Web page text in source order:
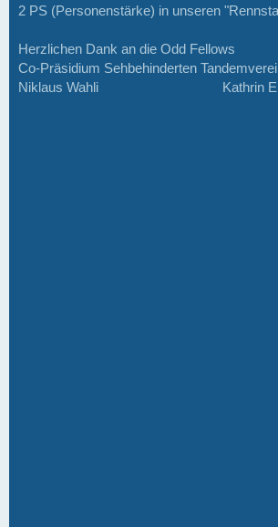
2 PS (Personenstärke) in unseren
Herzlichen Dank an die Odd Fellows
Co-Präsidium Sehbehinderten
Niklaus Wahli Kathrin